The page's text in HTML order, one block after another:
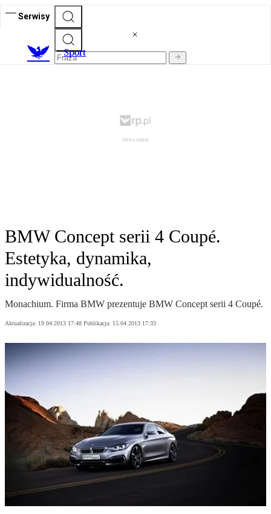
Serwisy
Sport
BMW Concept serii 4 Coupé.
Estetyka, dynamika,
indywidualność.
Monachium. Firma BMW prezentuje BMW Concept serii 4 Coupé.
Aktualizacja: 19.04.2013 17:48 Publikacja: 15.04.2013 17:33